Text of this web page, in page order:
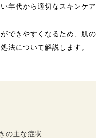
年代から適切なスキンケ
できやすくなるため、肌
法について解説します。
の主な症状